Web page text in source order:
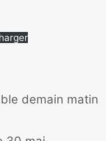
demain matin